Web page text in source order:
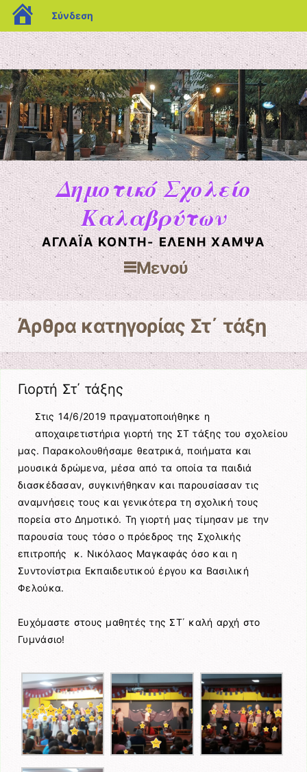
blogs.sch.gr
Σύνδεση
Δημοτικό Σχολείο
Καλαβρύτων
ΑΓΛΑΪΑ ΚΟΝΤΗ- ΕΛΕΝΗ ΧΑΜΨΑ
Μενού
Μετάβαση στο περιεχόμενο
Άρθρα κατηγορίας Στ΄ τάξη
Γιορτή Στ΄ τάξης
Στις 14/6/2019 πραγματοποιήθηκε η
αποχαιρετιστήρια γιορτή της ΣΤ τάξης του σχολείου
μας. Παρακολουθήσαμε θεατρικά, ποιήματα και
μουσικά δρώμενα, μέσα από τα οποία τα παιδιά
διασκέδασαν, συγκινήθηκαν και παρουσίασαν τις
αναμνήσεις τους και γενικότερα τη σχολική τους
πορεία στο Δημοτικό. Τη γιορτή μας τίμησαν με την
παρουσία τους τόσο ο πρόεδρος της Σχολικής
επιτροπής κ. Νικόλαος Μαγκαφάς όσο και η
Συντονίστρια Εκπαιδευτικού έργου κα Βασιλική
Φελούκα.
Ευχόμαστε στους μαθητές της ΣΤ΄ καλή αρχή στο
Γυμνάσιο!